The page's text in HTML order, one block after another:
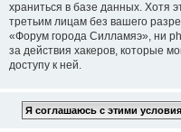
храниться в базе данных. Хотя
третьим лицам без вашего
«Форум города Силламяэ», ни
за действия хакеров, которые
доступу к ней.